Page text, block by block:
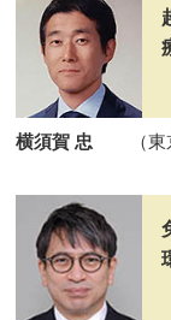
横須賀 忠 （